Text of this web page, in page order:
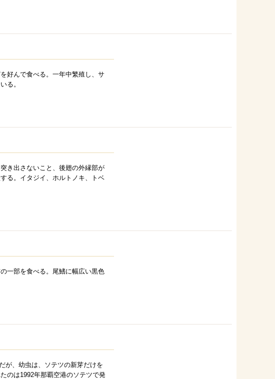
好んで食べる。一年中繁殖し、サ
る。
き出さないこと、後翅の外縁部が
る。イタジイ、ホルトノキ、トベ
一部を食べる。尾鰭に幅広い黒色
が、幼虫は、ソテツの新芽だけを
のは1992年那覇空港のソテツで発